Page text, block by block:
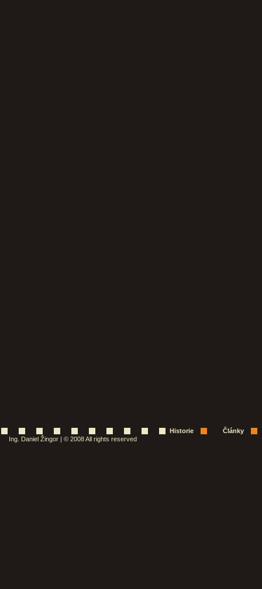
Historie
Články
Ing. Daniel Žingor | © 2008 All rights reserved